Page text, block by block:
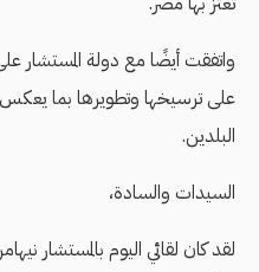
واتفقت أيضًا مع دولة المستشار
على ترسيخها وتطويرها بما يعكس
البلدين.
السيدات والسادة،
لقد كان لقائي اليوم بالمستشار